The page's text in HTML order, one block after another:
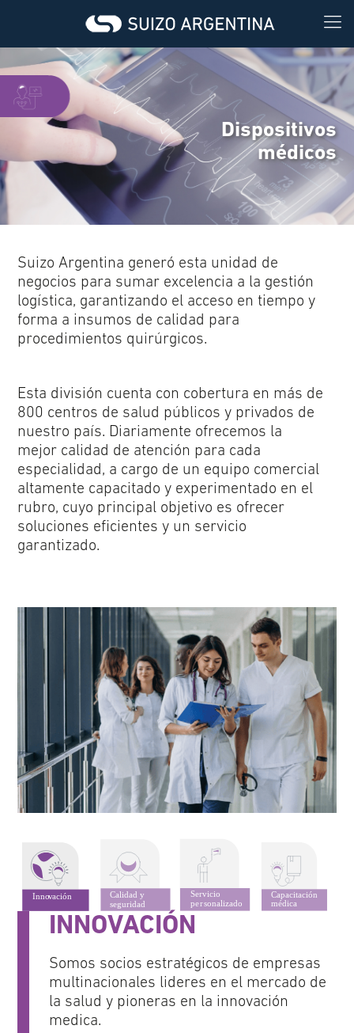
Dispositivos
médicos
Suizo Argentina generó esta unidad de
negocios para sumar excelencia a la gestión
logística, garantizando el acceso en tiempo y
forma a insumos de calidad para
procedimientos quirúrgicos.
Esta división cuenta con cobertura en más de
800 centros de salud públicos y privados de
nuestro país. Diariamente ofrecemos la
mejor calidad de atención para cada
especialidad, a cargo de un equipo comercial
altamente capacitado y experimentado en el
rubro, cuyo principal objetivo es ofrecer
soluciones eficientes y un servicio
garantizado.
INNOVACIÓN
Somos socios estratégicos de empresas
multinacionales lideres en el mercado de
la salud y pioneras en la innovación
medica.